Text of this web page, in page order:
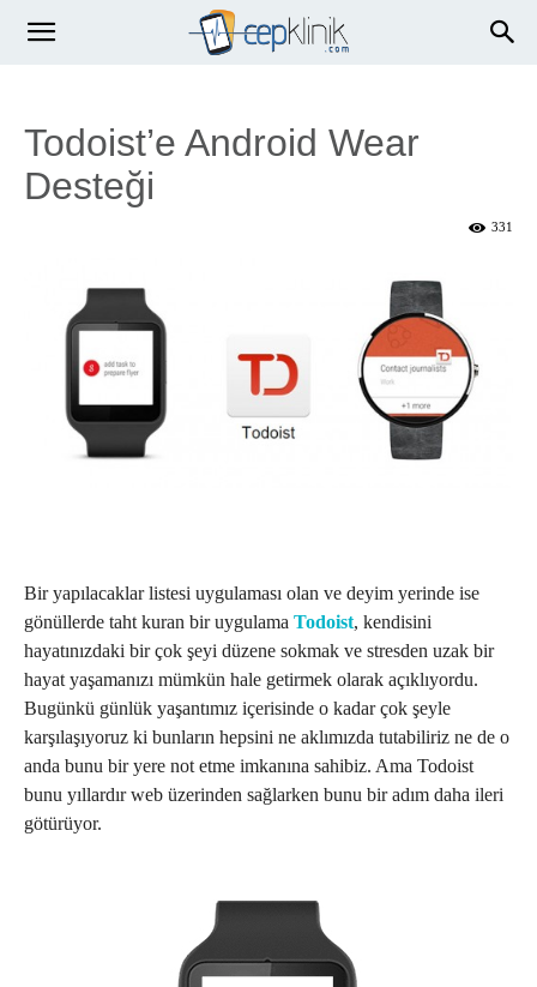
Todoist’e Android Wear
Desteği
331
Bir yapılacaklar listesi uygulaması olan ve deyim yerinde ise
gönüllerde taht kuran bir uygulama Todoist, kendisini
hayatınızdaki bir çok şeyi düzene sokmak ve stresden uzak bir
hayat yaşamanızı mümkün hale getirmek olarak açıklıyordu.
Bugünkü günlük yaşantımız içerisinde o kadar çok şeyle
karşılaşıyoruz ki bunların hepsini ne aklımızda tutabiliriz ne de o
anda bunu bir yere not etme imkanına sahibiz. Ama Todoist
bunu yıllardır web üzerinden sağlarken bunu bir adım daha ileri
götürüyor.